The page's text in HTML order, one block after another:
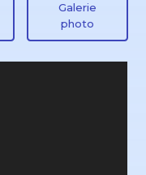
Galerie
photo